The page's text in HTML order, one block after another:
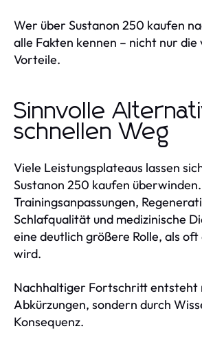
Wer über Sustanon 250 kaufen
alle Fakten kennen – nicht nur
Vorteile.
Sinnvolle
schnellen Weg
Viele Leistungsplateaus lassen
Sustanon 250 kaufen überwinden.
Trainingsanpassungen,
Schlafqualität und medizinische
eine deutlich größere Rolle, als
wird.
Nachhaltiger Fortschritt entsteht
Abkürzungen, sondern durch
Konsequenz.